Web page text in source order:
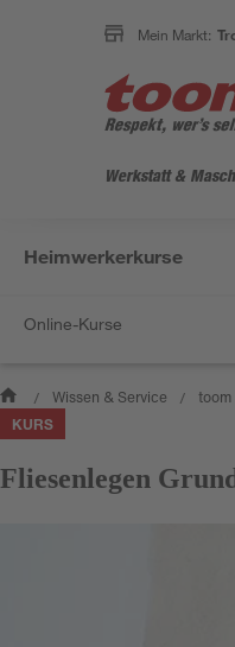
Mein Markt:
Werkstatt &
Heimwerkerkurse
Online-Kurse
/ Wissen & Service / toom
KURS
Fliesenlegen